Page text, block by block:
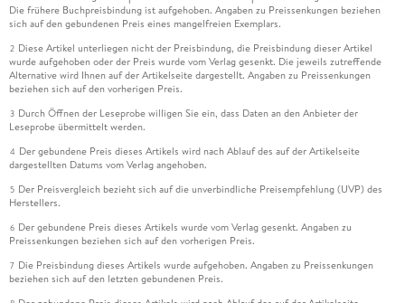
Die frühere Buchpreisbindung ist aufgehoben. Angaben zu Preissenkungen beziehen
sich auf den gebundenen Preis eines mangelfreien Exemplars.
2 Diese Artikel unterliegen nicht der Preisbindung, die Preisbindung dieser Artikel
wurde aufgehoben oder der Preis wurde vom Verlag gesenkt. Die jeweils zutreffende
Alternative wird Ihnen auf der Artikelseite dargestellt. Angaben zu Preissenkungen
beziehen sich auf den vorherigen Preis.
3 Durch Öffnen der Leseprobe willigen Sie ein, dass Daten an den Anbieter der
Leseprobe übermittelt werden.
4 Der gebundene Preis dieses Artikels wird nach Ablauf des auf der Artikelseite
dargestellten Datums vom Verlag angehoben.
5 Der Preisvergleich bezieht sich auf die unverbindliche Preisempfehlung (UVP) des
Herstellers.
6 Der gebundene Preis dieses Artikels wurde vom Verlag gesenkt. Angaben zu
Preissenkungen beziehen sich auf den vorherigen Preis.
7 Die Preisbindung dieses Artikels wurde aufgehoben. Angaben zu Preissenkungen
beziehen sich auf den letzten gebundenen Preis.